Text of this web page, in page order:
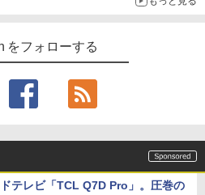
をフォローする
テレビ「TCL Q7D Pro」。圧巻の